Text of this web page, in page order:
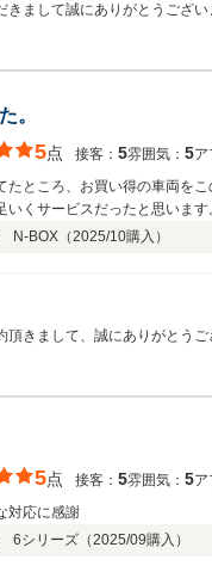
きまして誠にありがとうござ
。
5点 接客： 5雰囲気： 5ア
たところ、お買い得の車両を
くサービスだったと思います
N-BOX（2025/10購入）
5点 接客： 5雰囲気： 5ア
対応に感謝
6シリーズ（2025/09購入）